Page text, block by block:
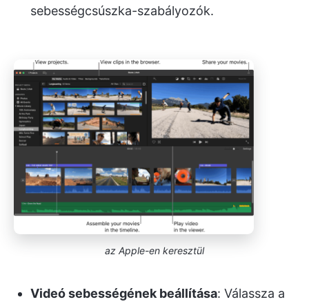
sebességcsúszka-szabályozók.
az Apple-en keresztül
Videó sebességének beállítása: Válassza a